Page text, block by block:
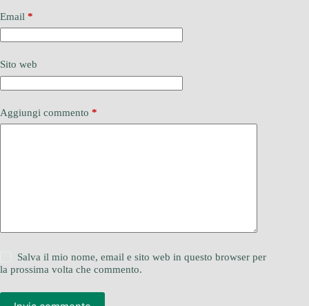
Email *
Sito web
Aggiungi commento *
Salva il mio nome, email e sito web in questo browser per
la prossima volta che commento.